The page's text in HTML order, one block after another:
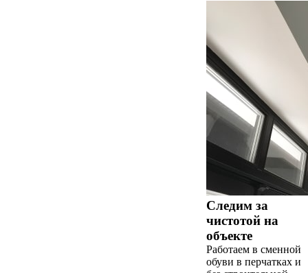
Следим за
чистотой на
объекте
Работаем в сменной
обуви в перчатках и